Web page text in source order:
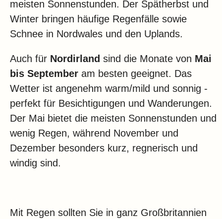
meisten Sonnenstunden. Der Spätherbst und
Winter bringen häufige Regenfälle sowie
Schnee in Nordwales und den Uplands.
Auch für Nordirland sind die Monate von Mai
bis September am besten geeignet. Das
Wetter ist angenehm warm/mild und sonnig -
perfekt für Besichtigungen und Wanderungen.
Der Mai bietet die meisten Sonnenstunden und
wenig Regen, während November und
Dezember besonders kurz, regnerisch und
windig sind.
Mit Regen sollten Sie in ganz Großbritannien